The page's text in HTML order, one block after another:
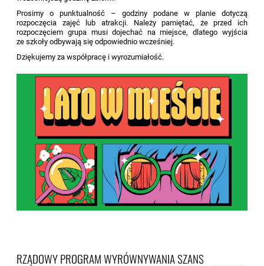
Prosimy o punktualność – godziny podane w planie dotyczą
rozpoczęcia zajęć lub atrakcji. Należy pamiętać, że przed ich
rozpoczęciem grupa musi dojechać na miejsce, dlatego wyjścia
ze szkoły odbywają się odpowiednio wcześniej.
Dziękujemy za współpracę i wyrozumiałość.
RZĄDOWY PROGRAM WYRÓWNYWANIA SZANS